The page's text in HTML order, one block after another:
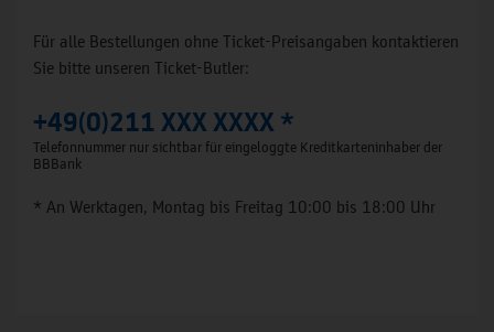
Für alle Bestellungen ohne Ticket-Preisangaben kontaktieren
Sie bitte unseren Ticket-Butler:
+49(0)211 XXX XXXX *
Telefonnummer nur sichtbar für eingeloggte Kreditkarteninhaber der
BBBank
* An Werktagen, Montag bis Freitag 10:00 bis 18:00 Uhr